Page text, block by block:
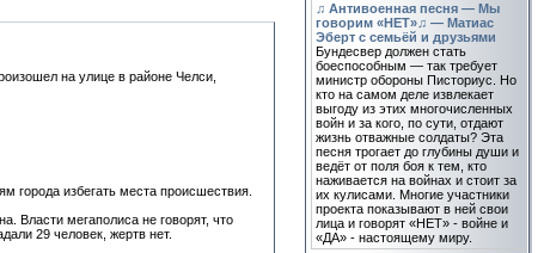
на улице в районе Челси,
города избегать места происшествия.
Власти мегаполиса не говорят, что
29 человек, жертв нет.
♫ Антивоенная песня — Мы
говорим «НЕТ»♫ — Матиас
Эберт с семьёй и друзьями
Бундесвер должен стать
боеспособным — так требует
министр обороны Писториус. Но
кто на самом деле извлекает
выгоду из этих многочисленных
войн и за кого, по сути, отдают
жизнь отважные солдаты? Эта
песня трогает до глубины души и
ведёт от поля боя к тем, кто
наживается на войнах и стоит за
их кулисами. Многие участники
проекта показывают в ней свои
лица и говорят «НЕТ» - войне и
«ДА» - настоящему миру.